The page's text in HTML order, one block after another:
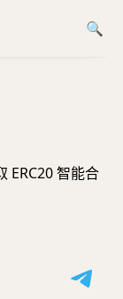
ERC20 智能合